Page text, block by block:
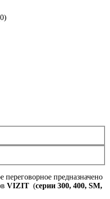
переговорное предназначено
VIZIT (серии 300, 400, SM,